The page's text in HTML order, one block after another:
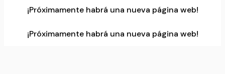
¡Próximamente habrá una nueva página web!
¡Próximamente habrá una nueva página web!